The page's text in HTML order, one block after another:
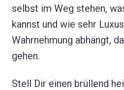
selbst im Weg stehen,
kannst und wie sehr
Wahrnehmung abhängt,
gehen.
Stell Dir einen brüllend